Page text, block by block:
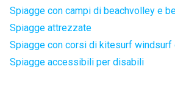
Spiagge con campi di beachvolley e
Spiagge attrezzate
Spiagge con corsi di kitesurf windsurf
Spiagge accessibili per disabili